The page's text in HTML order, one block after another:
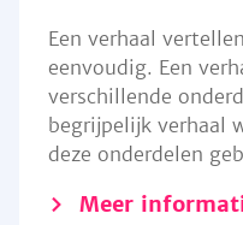
Een verhaal
eenvoudig. Een
verschillende
begrijpelijk verhaal
deze onderdelen
Meer